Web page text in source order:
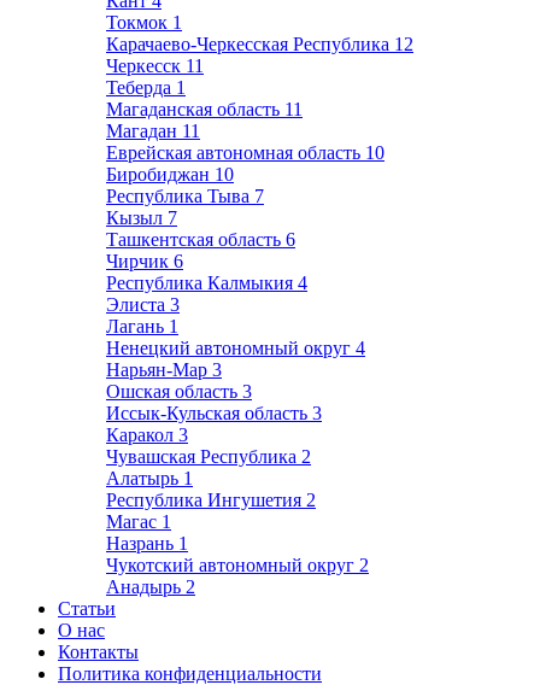
Токмок 1
Карачаево-Черкесская Республика 12
Черкесск 11
Теберда 1
Магаданская область 11
Магадан 11
Еврейская автономная область 10
Биробиджан 10
Республика Тыва 7
Кызыл 7
Ташкентская область 6
Чирчик 6
Республика Калмыкия 4
Элиста 3
Лагань 1
Ненецкий автономный округ 4
Нарьян-Мар 3
Ошская область 3
Иссык-Кульская область 3
Каракол 3
Чувашская Республика 2
Алатырь 1
Республика Ингушетия 2
Магас 1
Назрань 1
Чукотский автономный округ 2
Анадырь 2
Статьи
О нас
Контакты
Политика конфиденциальности